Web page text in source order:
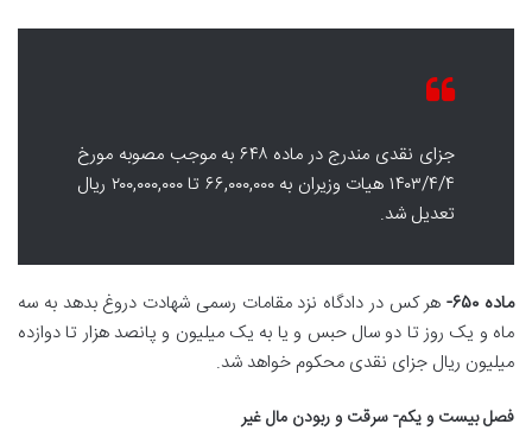
جزای نقدی مندرج در ماده ۶۴۸ به موجب مصوبه مورخ
۱۴۰۳/۴/۴ هیات وزیران به ۶۶,۰۰۰,۰۰۰ تا ۲۰۰,۰۰۰,۰۰۰ ریال
تعدیل شد.
ماده ۶۵۰-
هر کس در دادگاه نزد مقامات رسمی شهادت دروغ بدهد به سه
ماه و یک روز تا دو سال حبس و یا به یک میلیون و پانصد هزار تا دوازده
میلیون ریال جزای نقدی محکوم خواهد شد.
فصل بیست و یکم- سرقت و ربودن مال غیر